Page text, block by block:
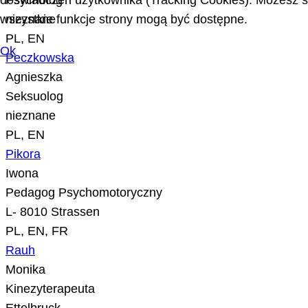
nieznane
PL, EN
Peczkowska
Agnieszka
Seksuolog
nieznane
PL, EN
Pikora
Iwona
Pedagog Psychomotoryczny
L- 8010 Strassen
PL, EN, FR
Rauh
Monika
Kinezyterapeuta
wszystkie funkcje strony mogą być dostępne.
Ok